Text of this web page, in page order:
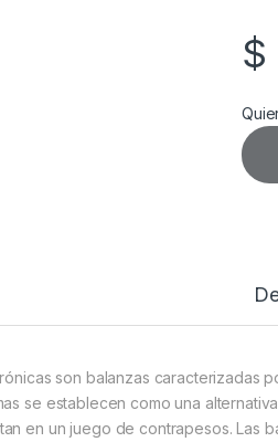
$
son balanzas caracterizadas
se establecen como una
en un juego de contrapesos. Las